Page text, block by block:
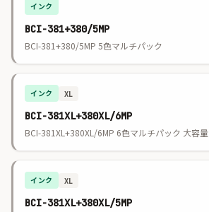
インク
BCI-381+380/5MP
BCI-381+380/5MP 5色マルチパック
インク XL
BCI-381XL+380XL/6MP
BCI-381XL+380XL/6MP 6色マルチパック 大容量
インク XL
BCI-381XL+380XL/5MP